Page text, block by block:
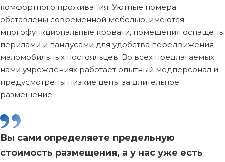
комфортного проживания. Уютные номера
обставлены современной мебелью, имеются
многофункциональные кровати, помещения оснащены
перилами и пандусами для удобства передвижения
маломобильных постояльцев. Во всех предлагаемых
нами учреждениях работает опытный медперсонал и
предусмотрены низкие цены за длительное
размещение.
Вы сами определяете предельную
стоимость размещения, а у нас уже есть